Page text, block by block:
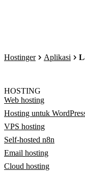
Hostinger Aplikasi
HOSTING
Web hosting
Hosting untuk
VPS hosting
Self-hosted n8n
Email hosting
Cloud hosting